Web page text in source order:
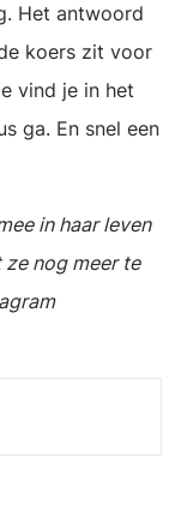
Het antwoord
koers zit voor
vind je in het
ga. En snel een
in haar leven
nog meer te